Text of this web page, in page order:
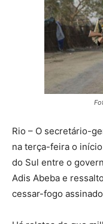
Rio – O secretário-
na terça-feira o
do Sul entre o
Adis Abeba e
cessar-fogo